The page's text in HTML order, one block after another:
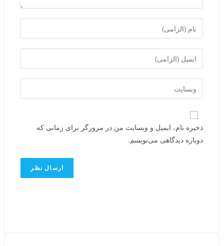
ذخیره نام، ایمیل و وبسایت من در مرورگر برای زمانی که
دوباره دیدگاهی می‌نویسم.